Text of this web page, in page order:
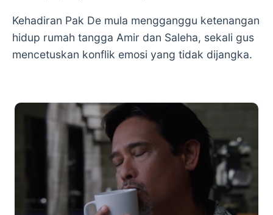
Kehadiran Pak De mula mengganggu ketenangan
hidup rumah tangga Amir dan Saleha, sekali gus
mencetuskan konflik emosi yang tidak dijangka.